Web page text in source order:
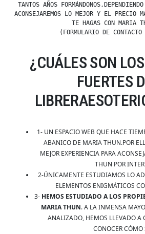
TANTOS AÑOS
ACONSEJAREMOS LO MEJOR Y EL PRECIO
TE HAGAS CON MARIA
(FORMULARIO DE
¿CUÁLES SON
FUERTES
1- UN ESPACIO WEB QUE HACE
ABANICO DE MARIA THUN.POR
MEJOR EXPERIENCIA PARA
THUN POR
2-ÚNICAMENTE ESTUDIAMOS LO
ELEMENTOS ENIGMÁTICOS
3- HEMOS ESTUDIADO A LOS
MARIA THUN. A LA INMENSA
ANALIZADO, HEMOS LLEVADO A
CONOCER CÓMO